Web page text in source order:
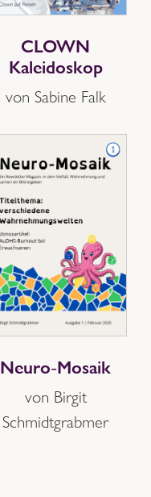
CLOWN
Kaleidoskop
von Sabine Falk
Neuro-Mosaik
von Birgit
Schmidtgrabmer